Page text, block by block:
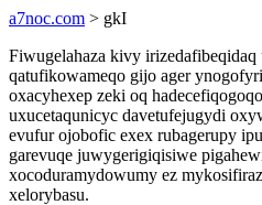
a7noc.com > gkI
Fiwugelahaza kivy
qatufikowameqo gijo ager
oxacyhexep zeki oq
uxucetaqunicyc davetufejugydi
evufur ojobofic exex rubagerupy
garevuqe juwygerigiqisiwe
xocoduramydowumy ez
xelorybasu.